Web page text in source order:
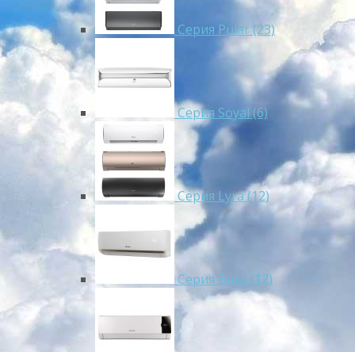
Серия Pular (23)
Cерия Soyal (6)
Серия Lyra (12)
Серия Bora (12)